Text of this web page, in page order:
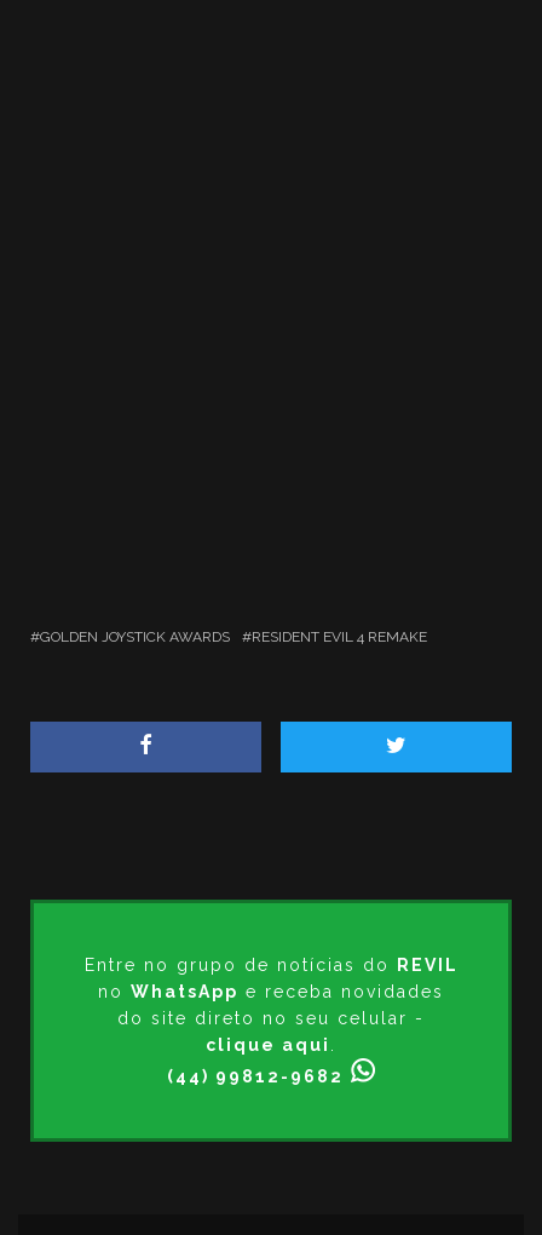
GOLDEN JOYSTICK AWARDS RESIDENT EVIL 4 REMAKE
Entre no grupo de notícias do REVIL
no WhatsApp e receba novidades
do site direto no seu celular -
clique aqui
(44) 99812-9682